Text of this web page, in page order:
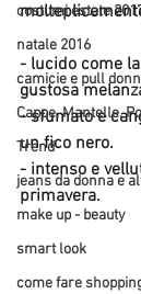
costumi estate
natale 2016
camicie e pull
Cappe, Mantelle,
Trend
jeans da donna e
make up - beauty
smart look
come fare
- lucido come
gustosa
- sfumato e
un fico nero.
- intenso e
primavera.